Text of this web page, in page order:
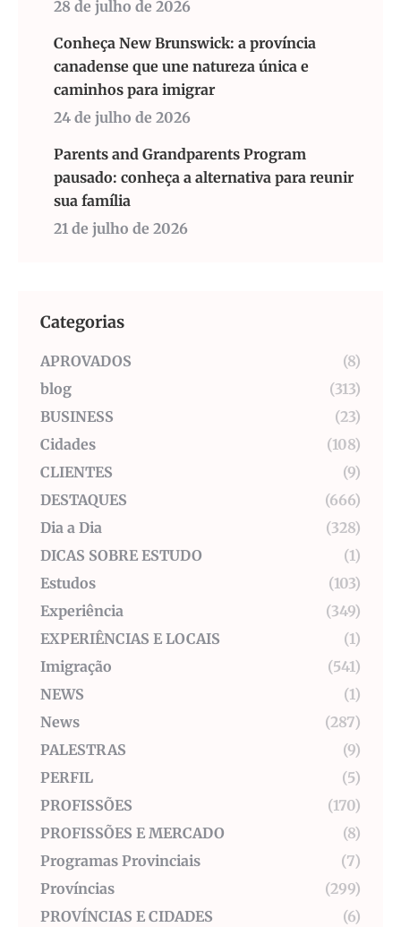
28 de julho de 2026
Conheça New Brunswick: a província
canadense que une natureza única e
caminhos para imigrar
24 de julho de 2026
Parents and Grandparents Program
pausado: conheça a alternativa para reunir
sua família
21 de julho de 2026
Categorias
APROVADOS
(8)
blog
(313)
BUSINESS
(23)
Cidades
(108)
CLIENTES
(9)
DESTAQUES
(666)
Dia a Dia
(328)
DICAS SOBRE ESTUDO
(1)
Estudos
(103)
Experiência
(349)
EXPERIÊNCIAS E LOCAIS
(1)
Imigração
(541)
NEWS
(1)
News
(287)
PALESTRAS
(9)
PERFIL
(5)
PROFISSÕES
(170)
PROFISSÕES E MERCADO
(8)
Programas Provinciais
(7)
Províncias
(299)
PROVÍNCIAS E CIDADES
(6)